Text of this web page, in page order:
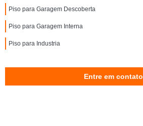
Piso para Garagem Descoberta
Piso para Garagem Interna
Piso para Industria
Entre em contato